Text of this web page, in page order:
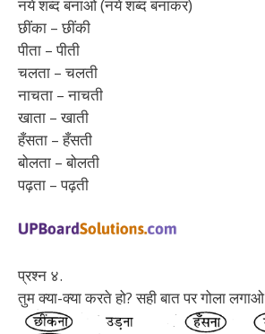
नये शब्द बनाओ (नये शब्द बनाकर)
छींका – छींकी
पीता – पीती
चलता – चलती
नाचता – नाचती
खाता – खाती
हँसता – हँसती
बोलता – बोलती
पढ़ता – पढ़ती
प्रश्न ४.
तुम क्या-क्या करते हो? सही बात पर गोला लगाओ